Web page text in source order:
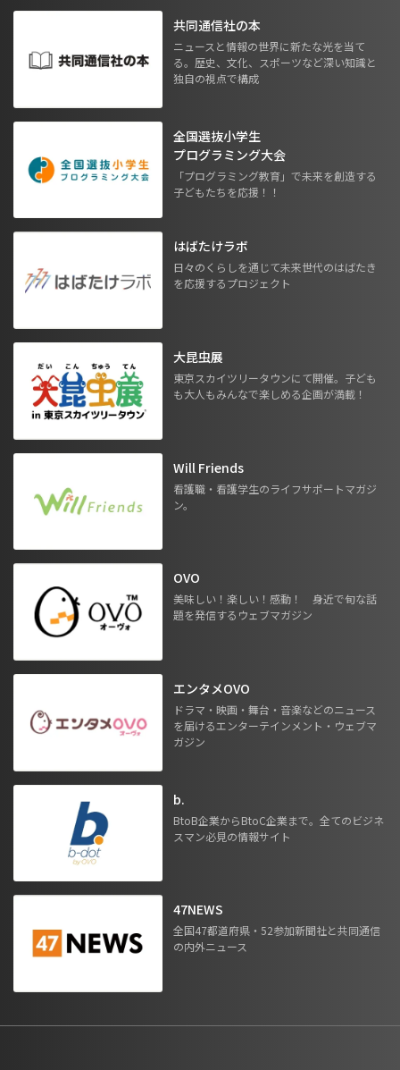
共同通信社の本
ニュースと情報の世界に新たな光を当て
る。歴史、文化、スポーツなど深い知識と
独自の視点で構成
全国選抜小学生
プログラミング大会
「プログラミング教育」で未来を創造する
子どもたちを応援！！
はばたけラボ
日々のくらしを通じて未来世代のはばたき
を応援するプロジェクト
大昆虫展
東京スカイツリータウンにて開催。子ども
も大人もみんなで楽しめる企画が満載！
Will Friends
看護職・看護学生のライフサポートマガジ
ン。
OVO
美味しい！楽しい！感動！ 身近で旬な話
題を発信するウェブマガジン
エンタメOVO
ドラマ・映画・舞台・音楽などのニュース
を届けるエンターテインメント・ウェブマ
ガジン
b.
BtoB企業からBtoC企業まで。全てのビジネ
スマン必見の情報サイト
47NEWS
全国47都道府県・52参加新聞社と共同通信
の内外ニュース